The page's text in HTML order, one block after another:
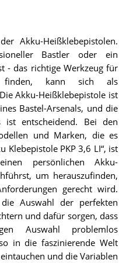
Akku-Heißklebepistolen.
Bastler oder ein
- das richtige Werkzeug für
finden, kann sich als
Akku-Heißklebepistole ist
Bastel-Arsenals, und die
ist entscheidend. Bei den
und Marken, die es
Klebepistole PKP 3,6 LI“, ist
persönlichen Akku-
um herauszufinden,
gerecht wird.
Auswahl der perfekten
und dafür sorgen, dass
Auswahl problemlos
in die faszinierende Welt
und die Variablen